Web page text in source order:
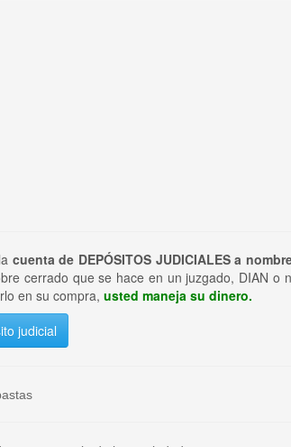
cuenta de DEPÓSITOS JUDICIALES a
cerrado que se hace en un juzgado, DIAN o
en su compra, usted maneja su dinero.
judicial